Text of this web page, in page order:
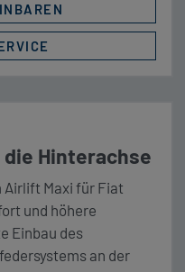
Hinterachse
Maxi für Fiat
und höhere
Einbau des
an der